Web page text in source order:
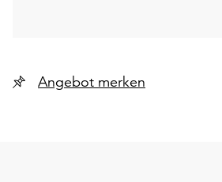
Angebot merken